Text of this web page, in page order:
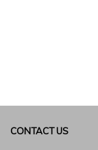
CONTACT US